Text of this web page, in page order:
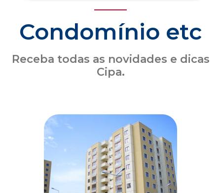
Seguro obrigatório de condomínio: o que o